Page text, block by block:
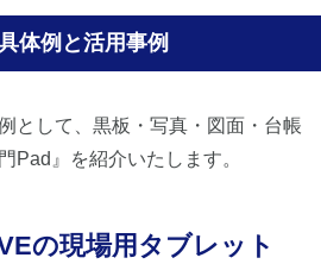
体例と活用事例
として、黒板・写真・図面・台帳
Pad』を紹介いたします。
の現場用タブレット